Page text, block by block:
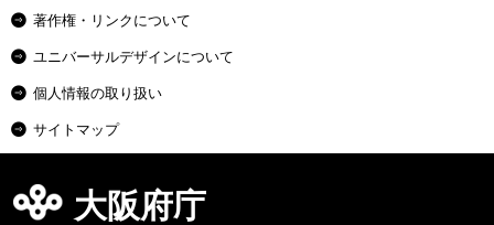
著作権・リンクについて
ユニバーサルデザインについて
個人情報の取り扱い
サイトマップ
大阪府庁